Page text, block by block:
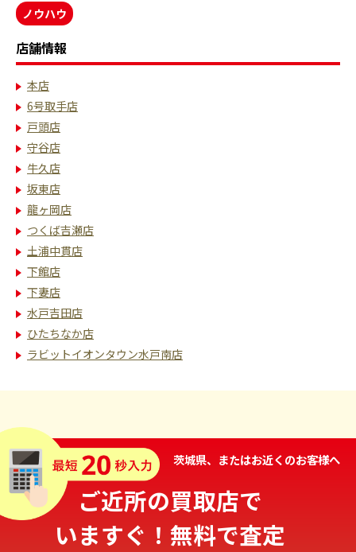
ノウハウ
店舗情報
本店
6号取手店
戸頭店
守谷店
牛久店
坂東店
龍ヶ岡店
つくば吉瀬店
土浦中貫店
下館店
下妻店
水戸吉田店
ひたちなか店
ラビットイオンタウン水戸南店
茨城県、またはお近くのお客様へ
ご近所の買取店で
いますぐ！無料で査定